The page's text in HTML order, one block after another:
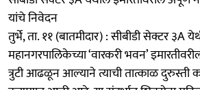
यांचे निवेदन
तुर्भे, ता. ११ (बातमीदार) : सीबीडी सेक्टर ३A
महानगरपालिकेच्या ‘वारकरी भवन’
त्रुटी आढळून आल्याने त्याची तात्काळ दुरुस्ती